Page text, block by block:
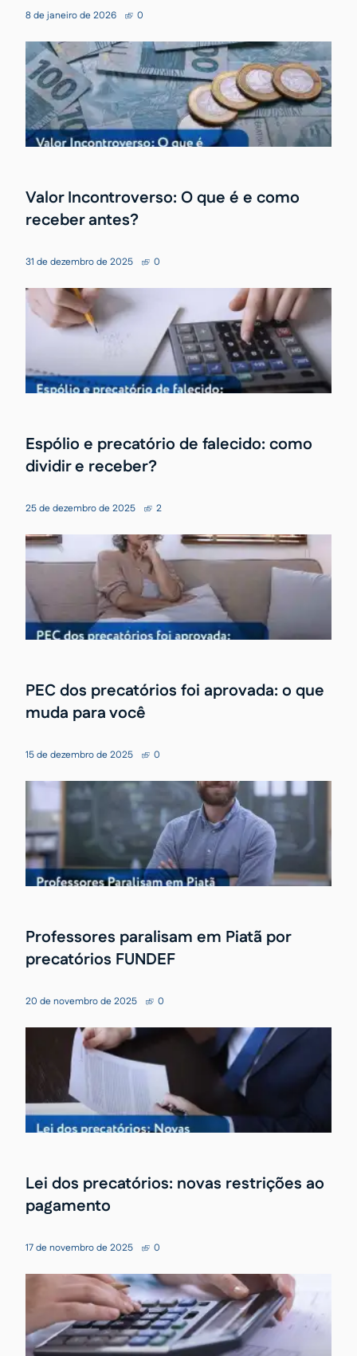
8 de janeiro de 2026 0
Valor Incontroverso: O que é e como
receber antes?
31 de dezembro de 2025 0
Espólio e precatório de falecido: como
dividir e receber?
25 de dezembro de 2025 2
PEC dos precatórios foi aprovada: o que
muda para você
15 de dezembro de 2025 0
Professores paralisam em Piatã por
precatórios FUNDEF
20 de novembro de 2025 0
Lei dos precatórios: novas restrições ao
pagamento
17 de novembro de 2025 0